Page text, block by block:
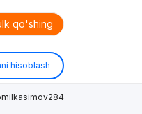
qo'shing
hisoblash